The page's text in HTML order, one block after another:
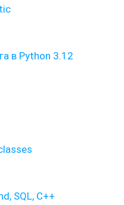
в Python 3.12
SQL, C++